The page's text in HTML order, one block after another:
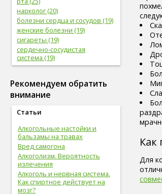
нарколог (20)
болезни сердца и сосудов (19)
женские болезни (19)
сигареты (19)
сердечно-сосудистая
система (19)
женское здоровье (18)
спорт (17)
женская половая система (17)
лабораторные
здоровые привычки (16)
волосы (15)
витамины (14)
сон (14)
алкоголизм (13)
центральная нервная
система (13)
Рекомендуем обратить
внимание
Статьи
Алкогольные настойки и
бальзамы на травах
Вред самогона
Алкоголизм. Вероятность
излечения
Алкоголь и нервная система.
Как спиртное действует на
мозг?
Как
Для